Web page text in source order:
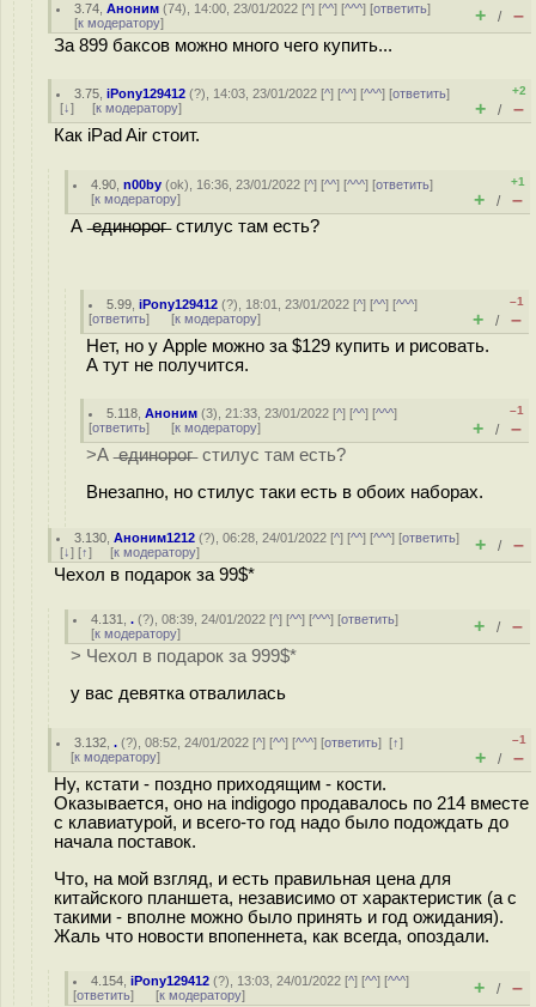
3.74 ,Аноним (74), 14:00, 23/01/2022 [^] [^^] [^^^] [ответить]
[к модератору] + / –
За 899 баксов можно много чего купить...
3.75 ,iPony129412 (?), 14:03, 23/01/2022 [^] [^^] [^^^] [ответить]
[↓] [к модератору]
+2
+ / –
Как iPad Air стоит.
4.90 ,n00by (ok), 16:36, 23/01/2022 [^] [^^] [^^^] [ответить]
[к модератору]
+1
+ / –
А ̶е̶д̶и̶н̶о̶р̶о̶г̶ стилус там есть?
5.99 ,iPony129412 (?), 18:01, 23/01/2022 [^] [^^] [^^^]
[ответить] [к модератору]
–1
+ / –
Нет, но у Apple можно за $129 купить и рисовать.
А тут не получится.
5.118 ,Аноним (3), 21:33, 23/01/2022 [^] [^^] [^^^]
[ответить] [к модератору]
–1
+ / –
>А ̶е̶д̶и̶н̶о̶р̶о̶г̶ стилус там есть?
Внезапно, но стилус таки есть в обоих наборах.
3.130 ,Аноним1212 (?), 06:28, 24/01/2022 [^] [^^] [^^^] [ответить]
[↓] [↑] [к модератору] + / –
Чехол в подарок за 99$*
4.131 ,. (?), 08:39, 24/01/2022 [^] [^^] [^^^] [ответить]
[к модератору] + / –
> Чехол в подарок за 999$*
у вас девятка отвалилась
3.132 ,. (?), 08:52, 24/01/2022 [^] [^^] [^^^] [ответить][↑]
[к модератору]
–1
+ / –
Ну, кстати - поздно приходящим - кости.
Оказывается, оно на indigogo продавалось по 214 вместе
с клавиатурой, и всего-то год надо было подождать до
начала поставок.
Что, на мой взгляд, и есть правильная цена для
китайского планшета, независимо от характеристик (а с
такими - вполне можно было принять и год ожидания).
Жаль что новости впопеннета, как всегда, опоздали.
4.154 ,iPony129412 (?), 13:03, 24/01/2022 [^] [^^] [^^^]
[ответить] [к модератору] + / –